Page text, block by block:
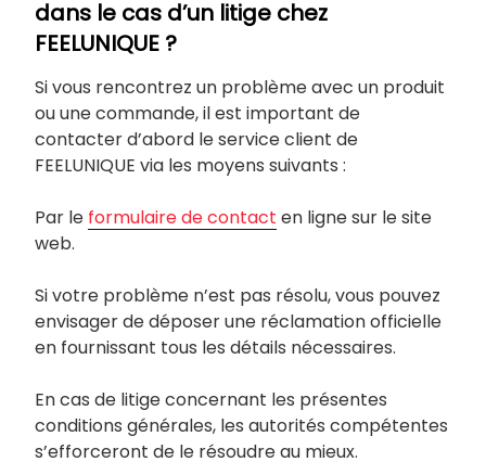
dans le cas d’un litige chez
FEELUNIQUE ?
Si vous rencontrez un problème avec un produit
ou une commande, il est important de
contacter d’abord le service client de
FEELUNIQUE via les moyens suivants :
Par le formulaire de contact en ligne sur le site
web.
Si votre problème n’est pas résolu, vous pouvez
envisager de déposer une réclamation officielle
en fournissant tous les détails nécessaires.
En cas de litige concernant les présentes
conditions générales, les autorités compétentes
s’efforceront de le résoudre au mieux.